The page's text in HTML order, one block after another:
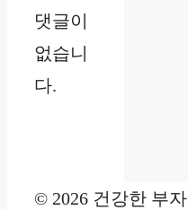
댓글이
없습니
다.
© 2026 건강한 부자